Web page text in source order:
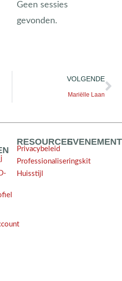
Geen sessies
gevonden.
VOLGENDE
Mariëlle Laan
RESOURCES
Privacybeleid
Professionaliseringskit
Huisstijl